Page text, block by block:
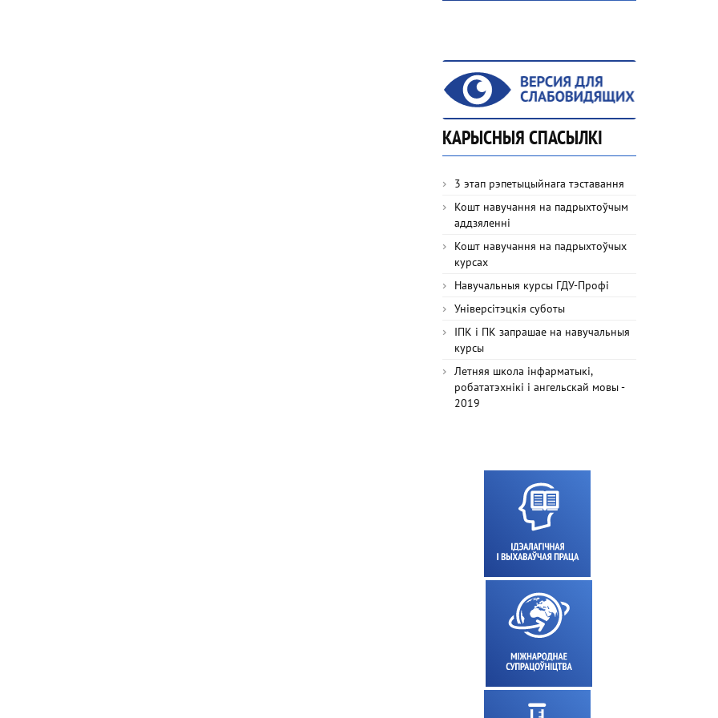
КАРЫСНЫЯ СПАСЫЛКІ
3 этап рэпетыцыйнага тэставання
Кошт навучання на падрыхтоўчым
аддзяленні
Кошт навучання на падрыхтоўчых
курсах
Навучальныя курсы ГДУ-Профі
Універсітэцкія суботы
ІПК і ПК запрашае на навучальныя
курсы
Летняя школа інфарматыкі,
робататэхнікі і ангельскай мовы -
2019